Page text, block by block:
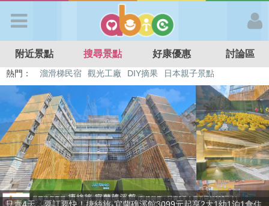
APP登入
首 頁
搜尋景點
好康優惠
附近景點 搜尋景點 好康優惠 討論區
熱門： 溜滑梯民宿 觀光工廠 DIY摘果
日本親子景點
特色遊戲場
親子住房優惠 台北親子餐廳 溫泉泡湯SPA